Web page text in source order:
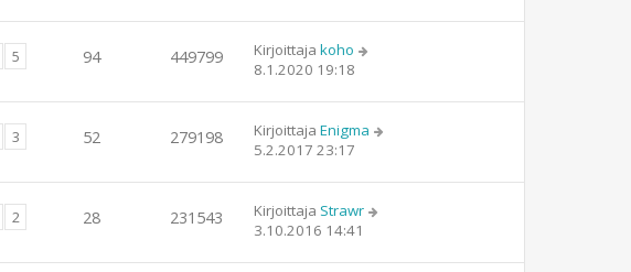
5 94 449799 Kirjoittaja koho
8.1.2020 19:18
3 52 279198 Kirjoittaja Enigma
5.2.2017 23:17
2 28 231543 Kirjoittaja Strawr
3.10.2016 14:41